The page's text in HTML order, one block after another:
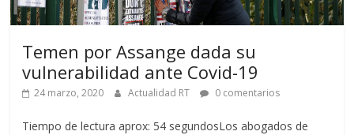
Temen por Assange dada su
vulnerabilidad ante Covid-19
24 marzo, 2020 Actualidad RT 0 comentarios
Tiempo de lectura aprox: 54 segundosLos abogados de